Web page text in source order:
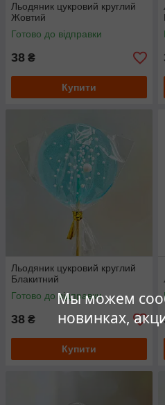
Мы можем
новинках,
Льодяник цукровий круглий
Жовтий
Готово до відправки
38 ₴
Купити
Льодяник цукровий круглий
Блакитний
Готово до відправки
38 ₴
Купити